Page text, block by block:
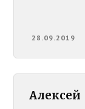
28.09.2019
Алексей